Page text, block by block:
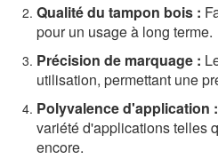
Qualité du tampon bois :
pour un usage à long terme.
Précision de marquage :
utilisation, permettant une
Polyvalence d'application :
variété d'applications telles
encore.